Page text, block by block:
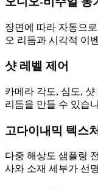
장면에 따라 자동으
오 리듬과 시각적 이
샷 레벨 제어
카메라 각도, 심도,
리듬을 만들 수 있습
고다이내믹 텍스
다중 해상도 샘플링
사와 소재 세부가 선